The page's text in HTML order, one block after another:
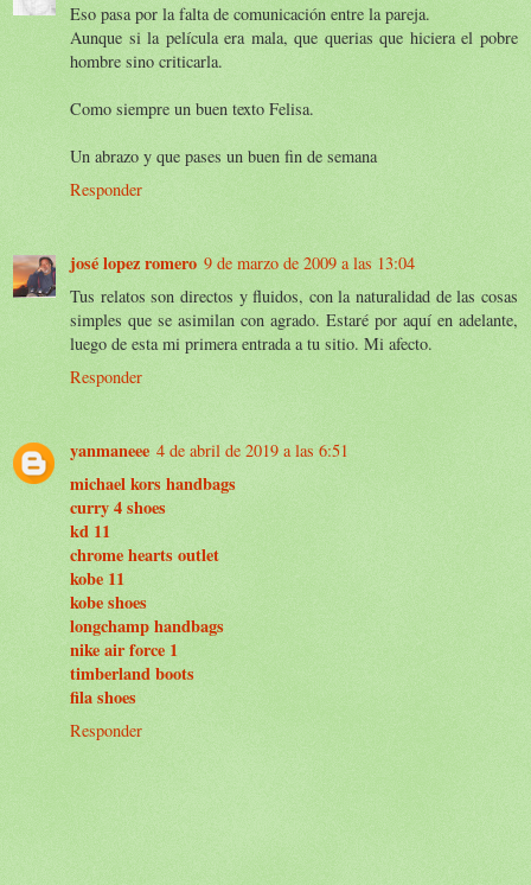
Eso pasa por la falta de comunicación entre la pareja.
Aunque si la película era mala, que querias que hiciera el pobre
hombre sino criticarla.
Como siempre un buen texto Felisa.
Un abrazo y que pases un buen fin de semana
Responder
josé lopez romero 9 de marzo de 2009 a las 13:04
Tus relatos son directos y fluidos, con la naturalidad de las cosas
simples que se asimilan con agrado. Estaré por aquí en adelante,
luego de esta mi primera entrada a tu sitio. Mi afecto.
Responder
yanmaneee 4 de abril de 2019 a las 6:51
michael kors handbags
curry 4 shoes
kd 11
chrome hearts outlet
kobe 11
kobe shoes
longchamp handbags
nike air force 1
timberland boots
fila shoes
Responder